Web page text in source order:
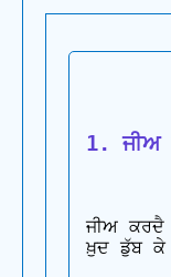
1. ਜੀਅ
ਜੀਅ ਕਰਦੈ
ਖ਼ੁਦ ਡੁੱਬ ਕੇ